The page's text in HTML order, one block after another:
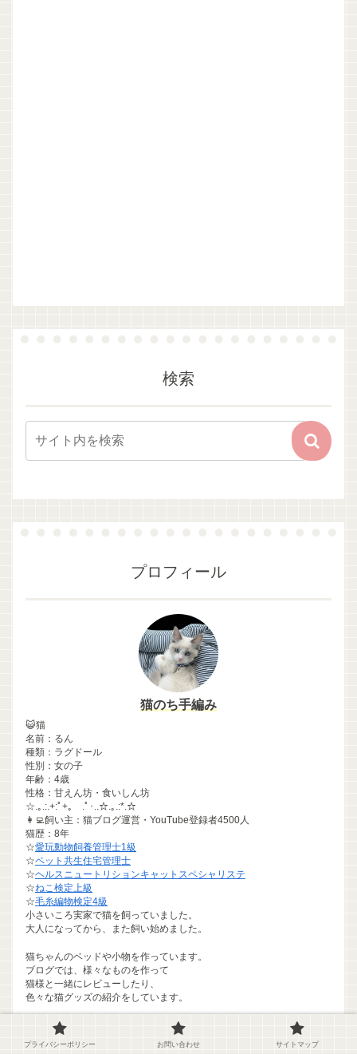
検索
プロフィール
猫のち手編み
😺猫
名前：るん
種類：ラグドール
性別：女の子
年齢：4歳
性格：甘えん坊・食いしん坊
☆.｡.:.+:ﾟ+｡ .ﾟ･..☆.｡.:*.☆
👩‍💻飼い主：猫ブログ運営・YouTube登録者4500人
猫歴：8年
☆愛玩動物飼養管理士1級
☆ペット共生住宅管理士
☆ヘルスニュートリションキャットスペシャリステ
☆ねこ検定上級
☆毛糸編物検定4級
小さいころ実家で猫を飼っていました。
大人になってから、また飼い始めました。
猫ちゃんのベッドや小物を作っています。
ブログでは、様々なものを作って
猫様と一緒にレビューしたり、
色々な猫グッズの紹介をしています。
プロフィールはこちら↓
猫のちブログプロフィール
プライバシーポリシー お問い合わせ サイトマップ